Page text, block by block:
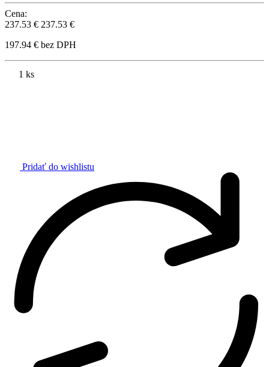
Cena:
237.53 € 237.53 €
197.94 € bez DPH
1 ks
Pridať do wishlistu